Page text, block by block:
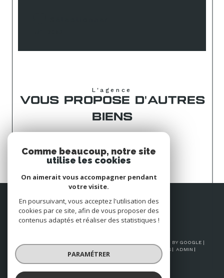
L'agence
VOUS PROPOSE D'AUTRES
BIENS
PROPRIÉTAIRE
Se connecter
© 2026 | TOUS DROITS RÉSERVÉS | TRADUCTION POWERED BY GOOGLE |
MENTIONS LÉGALES
ADMIN
NOS LIENS
POLITIQUE RGPD COOKIES
Comme beaucoup, notre site
utilise les cookies
On aimerait vous accompagner pendant
votre visite.
En poursuivant, vous acceptez l'utilisation des
cookies par ce site, afin de vous proposer des
contenus adaptés et réaliser des statistiques !
PARAMÉTRER